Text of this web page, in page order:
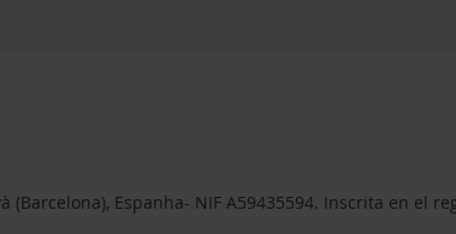
(Barcelona), Espanha- NIF A59435594. Inscrita en el